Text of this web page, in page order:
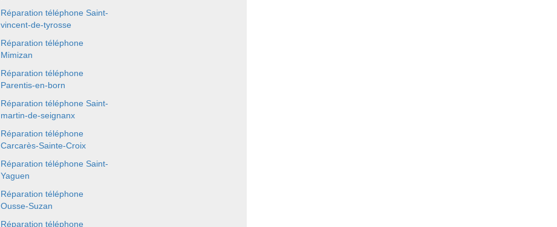
Réparation téléphone Saint-
vincent-de-tyrosse
Réparation téléphone
Mimizan
Réparation téléphone
Parentis-en-born
Réparation téléphone Saint-
martin-de-seignanx
Réparation téléphone
Carcarès-Sainte-Croix
Réparation téléphone Saint-
Yaguen
Réparation téléphone
Ousse-Suzan
Réparation téléphone